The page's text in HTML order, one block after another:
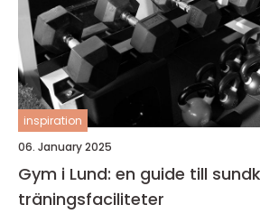
inspiration
06. January 2025
Gym i Lund: en guide till
träningsfaciliteter